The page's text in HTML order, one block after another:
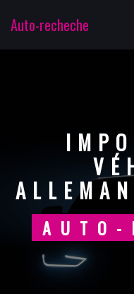
Auto-recheche
AUTO-